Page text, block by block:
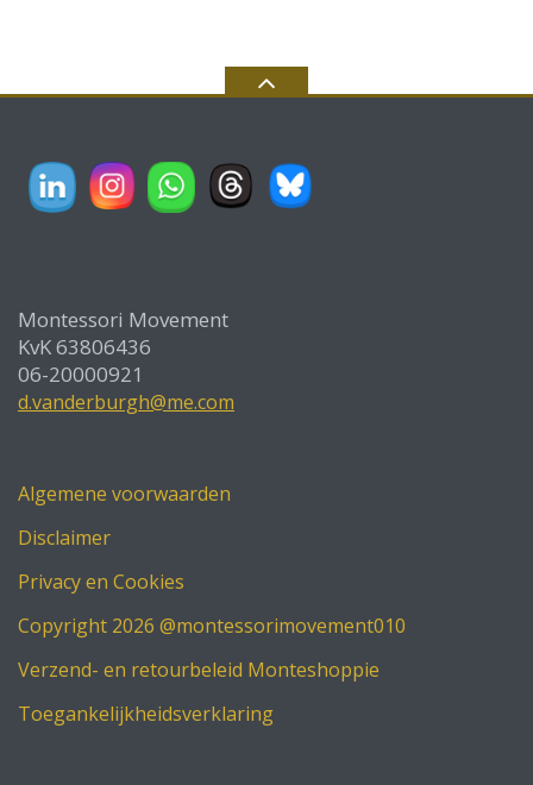
Montessori Movement
KvK 63806436
06-20000921
d.vanderburgh@me.com
Algemene voorwaarden
Disclaimer
Privacy en Cookies
Copyright 2026 @montessorimovement010
Verzend- en retourbeleid Monteshoppie
Toegankelijkheidsverklaring